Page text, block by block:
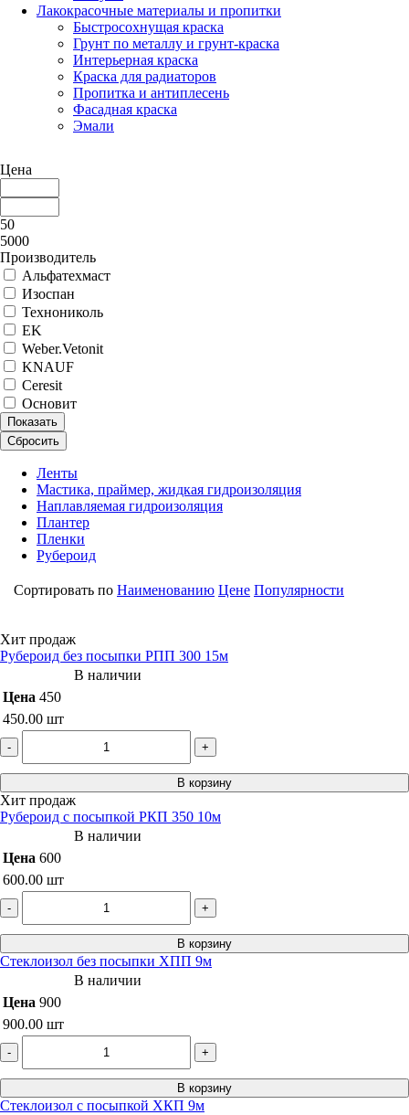
Лакокрасочные материалы и пропитки
Быстросохнущая краска
Грунт по металлу и грунт-краска
Интерьерная краска
Краска для радиаторов
Пропитка и антиплесень
Фасадная краска
Эмали
Цена
50
5000
Производитель
Альфатехмаст
Изоспан
Технониколь
EK
Weber.Vetonit
KNAUF
Ceresit
Основит
Показать
Сбросить
Ленты
Мастика, праймер, жидкая гидроизоляция
Наплавляемая гидроизоляция
Плантер
Пленки
Рубероид
Сортировать по Наименованию Цене Популярности
Хит продаж
Рубероид без посыпки РПП 300 15м
В наличии
Цена 450
450.00 шт
- +
В корзину
Хит продаж
Рубероид с посыпкой РКП 350 10м
В наличии
Цена 600
600.00 шт
- +
В корзину
Стеклоизол без посыпки ХПП 9м
В наличии
Цена 900
900.00 шт
- +
В корзину
Стеклоизол с посыпкой ХКП 9м